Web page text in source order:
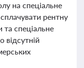
на спеціальне
рентну
спеціальне
відсутній